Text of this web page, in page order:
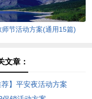
师节活动方案(通用15篇)
文章：
荐】平安夜活动方案